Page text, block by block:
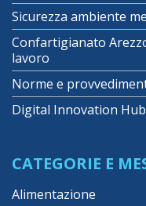
Sicurezza ambiente
Confartigianato
lavoro
Norme e
Digital Innovation Hub
CATEGORIE E
Alimentazione